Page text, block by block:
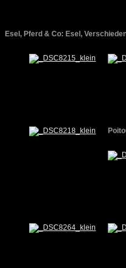
Esel, Pferd & Co: Esel,